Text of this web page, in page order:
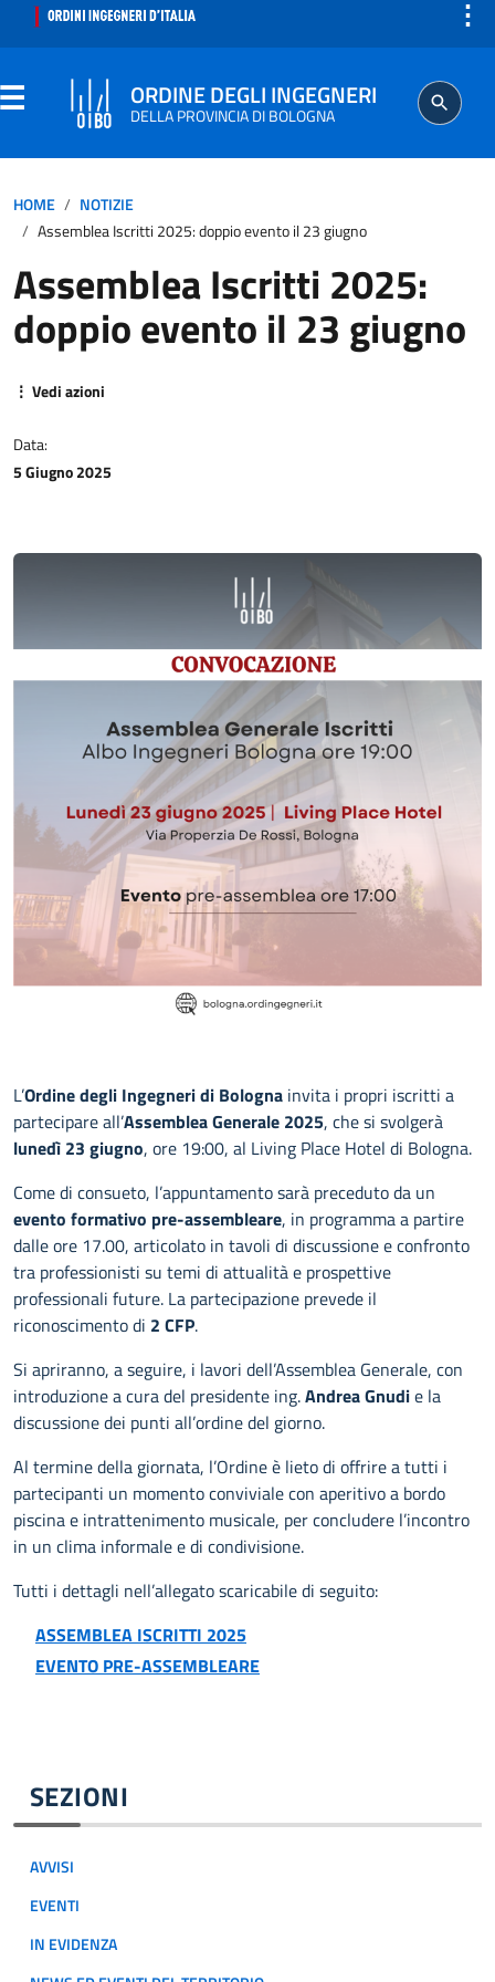
⋮
ORDINE DEGLI INGEGNERI
DELLA PROVINCIA DI BOLOGNA
ISCRITTO
HOME
NOTIZIE
Assemblea Iscritti 2025: doppio evento il 23 giugno
Assemblea Iscritti 2025:
doppio evento il 23 giugno
⋮ Vedi azioni
Data:
5 Giugno 2025
SEZIONI
AVVISI
EVENTI
IN EVIDENZA
L’Ordine degli Ingegneri di Bologna invita i propri iscritti a
partecipare all’Assemblea Generale 2025, che si svolgerà
lunedì 23 giugno, ore 19:00, al Living Place Hotel di Bologna.
Come di consueto, l’appuntamento sarà preceduto da un
evento formativo pre-assembleare, in programma a partire
dalle ore 17.00, articolato in tavoli di discussione e confronto
tra professionisti su temi di attualità e prospettive
professionali future. La partecipazione prevede il
riconoscimento di 2 CFP.
Si apriranno, a seguire, i lavori dell’Assemblea Generale, con
introduzione a cura del presidente ing.Andrea Gnudie la
discussione dei punti all’ordine del giorno.
Al termine della giornata, l’Ordine è lieto di offrire a tutti i
partecipanti un momento conviviale con aperitivo a bordo
piscina e intrattenimento musicale, per concludere l’incontro
in un clima informale e di condivisione.
Tutti i dettagli nell’allegato scaricabile di seguito:
ASSEMBLEA ISCRITTI 2025
EVENTO PRE-ASSEMBLEARE